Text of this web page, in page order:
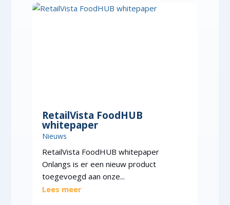
RetailVista FoodHUB
whitepaper
Nieuws
RetailVista FoodHUB whitepaper
Onlangs is er een nieuw product
toegevoegd aan onze...
Lees meer